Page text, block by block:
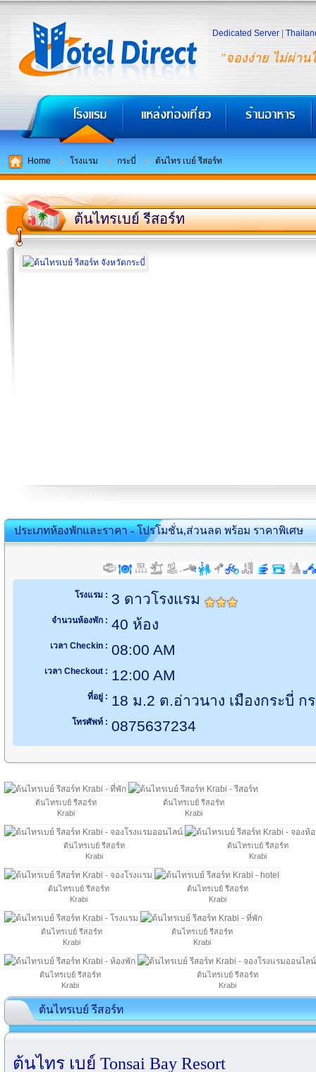
"จองง่าย ไม่ผ่าน
Dedicated Server
Home โรงแรม กระบี่ ต้นไทร เบย์ รีสอร์ท
ต้นไทรเบย์ รีสอร์ท
ประเภทห้องพักและราคา - โปรโมชั่น,ส่วนลด พร้อม ราคาพิเศษ
โรงแรม : 3 ดาวโรงแรม
จำนวนห้องพัก : 40 ห้อง
เวลา Checkin : 08:00 AM
เวลา Checkout : 12:00 AM
ที่อยู่ : 18 ม.2 ต.อ่าวนาง เมืองกระบี่ ก
โทรศัพท์ : 0875637234
ต้นไทรเบย์ รีสอร์ท
Krabi
ต้นไทรเบย์ รีสอร์ท
Krabi
ต้นไทรเบย์ รีสอร์ท
Krabi
ต้นไทรเบย์ รีสอร์ท
Krabi
ต้นไทรเบย์ รีสอร์ท
Krabi
ต้นไทรเบย์ รีสอร์ท
Krabi
ต้นไทรเบย์ รีสอร์ท
Krabi
ต้นไทรเบย์ รีสอร์ท
Krabi
ต้นไทรเบย์ รีสอร์ท
Krabi
ต้นไทรเบย์ รีสอร์ท
Krabi
ต้นไทรเบย์ รีสอร์ท
ต้นไทร เบย์ Tonsai Bay Resort